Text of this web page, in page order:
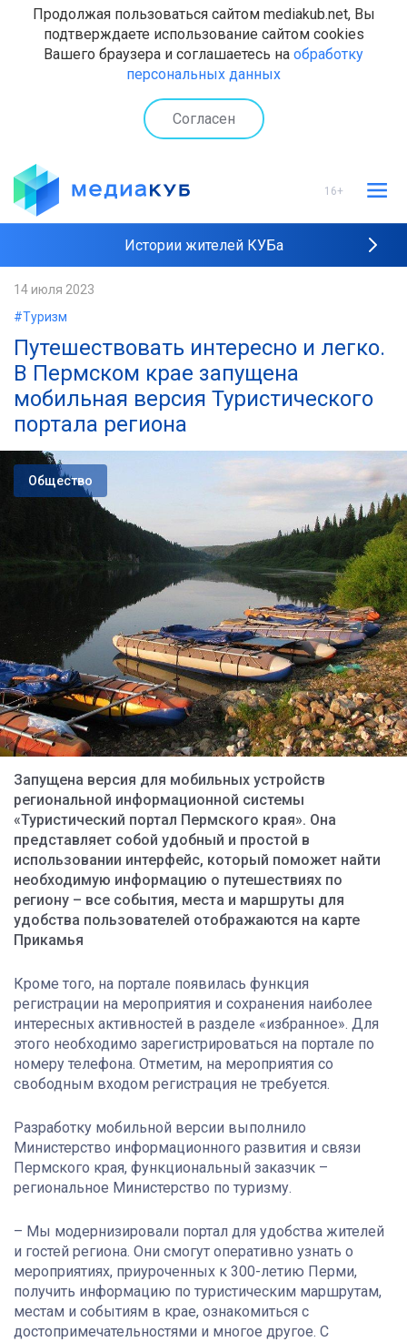
Продолжая пользоваться сайтом mediakub.net, Вы
подтверждаете использование сайтом cookies
Вашего браузера и соглашаетесь на обработку
персональных данных
Согласен
16+
Истории жителей КУБа
14 июля 2023
#Туризм
Путешествовать интересно и легко.
В Пермском крае запущена
мобильная версия Туристического
портала региона
Общество
Запущена версия для мобильных устройств
региональной информационной системы
«Туристический портал Пермского края». Она
представляет собой удобный и простой в
использовании интерфейс, который поможет найти
необходимую информацию о путешествиях по
региону – все события, места и маршруты для
удобства пользователей отображаются на карте
Прикамья
Кроме того, на портале появилась функция
регистрации на мероприятия и сохранения наиболее
интересных активностей в разделе «избранное». Для
этого необходимо зарегистрироваться на портале по
номеру телефона. Отметим, на мероприятия со
свободным входом регистрация не требуется.
Разработку мобильной версии выполнило
Министерство информационного развития и связи
Пермского края, функциональный заказчик –
региональное Министерство по туризму.
– Мы модернизировали портал для удобства жителей
и гостей региона. Они смогут оперативно узнать о
мероприятиях, приуроченных к 300-летию Перми,
получить информацию по туристическим маршрутам,
местам и событиям в крае, ознакомиться с
достопримечательностями и многое другое. С